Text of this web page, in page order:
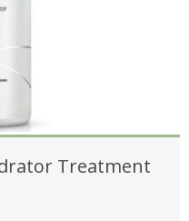
Treatment